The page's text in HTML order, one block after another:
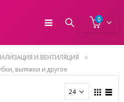
0
И ВЕНТИЛЯЦИЯ
вытяжки и другое